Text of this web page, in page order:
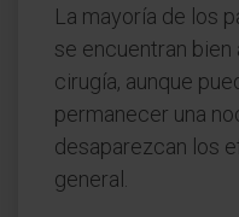
La mayoría de los
se encuentran bien
cirugía, aunque
permanecer una
desaparezcan los
general.